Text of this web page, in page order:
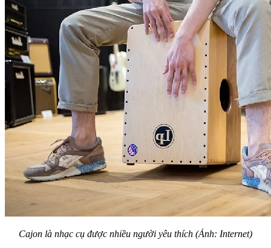
Cajon là nhạc cụ được nhiều người yêu thích (Ảnh: Internet)